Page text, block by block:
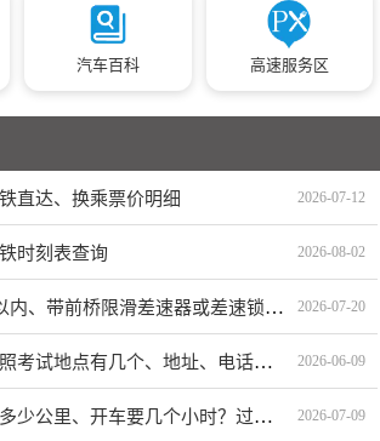
汽车百科 高速服务区
直达、换乘票价明细 2026-07-12
时刻表查询 2026-08-02
续航100公里以内、带前桥限滑差速器或差速锁的车型有哪些？哪款值得买？ 2026-07-20
南平光泽县驾照考试地点有几个、地址、电话、工作时间 2026-06-09
从陕西到苏州多少公里、开车要几个小时？过路费、油费等 2026-07-09